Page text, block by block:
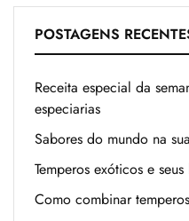
POSTAGENS
Receita especial da
especiarias
Sabores do mundo na
Temperos exóticos e
Como combinar